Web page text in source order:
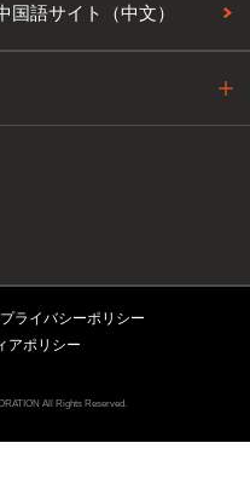
国語サイト（中文）
プライバシーポリシー
アポリシー
All Rights Reserved.